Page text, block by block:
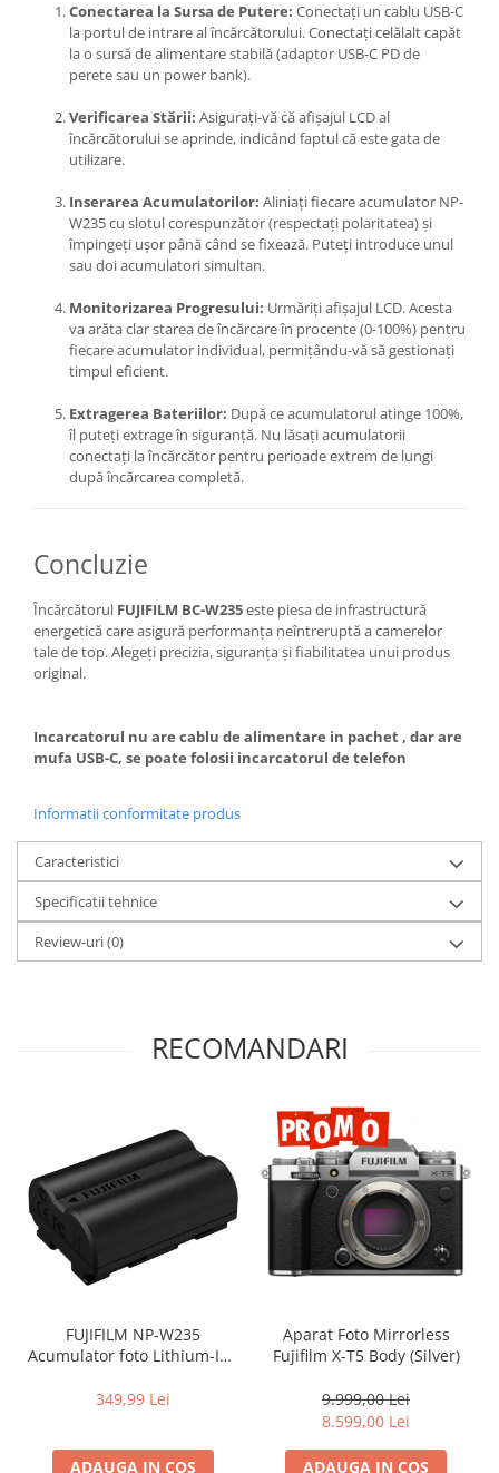
Obiective foto SECOND HAND
Obiective foto Mirrorless (SH)
Obiective foto DSLR (SH)
Obiective foto SLR (pe film) (SH)
Accesorii pentru obiective ,
SECOND HAND
Blitz-uri externe + accesorii ,
SECOND HAND
Blitz-uri studio , SECOND HAND
Video - Convertoare pe filet
Acumulatori si incarcatoare S.H.
Diverse S.H.
Genti, huse, curele
Conectarea la Sursa de Putere: Conectați un cablu USB-C
la portul de intrare al încărcătorului.Conectați celălalt capăt
la o sursă de alimentare stabilă (adaptor USB-C PD de
perete sau un power bank).
Verificarea Stării: Asigurați-vă că afișajul LCD al
încărcătorului se aprinde, indicând faptul că este gata de
utilizare.
Inserarea Acumulatorilor: Aliniați fiecare acumulator NP-
W235 cu slotul corespunzător (respectați polaritatea) și
împingeți ușor până când se fixează. Puteți introduce unul
sau doi acumulatori simultan.
Monitorizarea Progresului: Urmăriți afișajul LCD.Acesta
va arăta clar starea de încărcare în procente (0-100%) pentru
fiecare acumulator individual, permițându-vă să gestionați
timpul eficient.
Extragerea Bateriilor: După ce acumulatorul atinge 100%,
îl puteți extrage în siguranță. Nu lăsați acumulatorii
conectați la încărcător pentru perioade extrem de lungi
după încărcarea completă.
Concluzie
Încărcătorul FUJIFILM BC-W235este piesa de infrastructură
energetică care asigură performanța neîntreruptă a camerelor
tale de top.Alegeți precizia,siguranța și fiabilitatea unui produs
original.
Incarcatorul nu are cablu de alimentare in pachet , dar are
mufa USB-C, se poate folosii incarcatorul de telefon
Informatii conformitate produs
Caracteristici
Specificatii tehnice
Review-uri(0)
RECOMANDARI
FUJIFILM NP-W235
Acumulator foto Lithium-Ion
2200mAh)
349,99 Lei
ADAUGA IN COS
Aparat Foto Mirrorless
Fujifilm X-T5 Body (Silver)
9.999,00 Lei
8.599,00 Lei
ADAUGA IN COS